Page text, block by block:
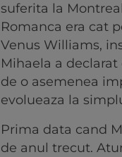
suferita la
Romanca era cat
Venus Williams,
Mihaela a
de o asemenea
evolueaza la
Prima data cand
de anul trecut.